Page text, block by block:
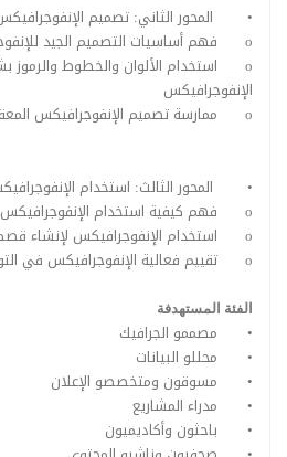
•
المحور الثاني: تصميم
o
فهم أساسيات التصميم الجيد
o
استخدام الألوان والخطوط
الإنفوجرافيكس
o
ممارسة تصميم الإنفوجرافيكس
•
المحور الثالث: استخدام
o
فهم كيفية استخدام
o
استخدام الإنفوجرافيكس لإنشاء
o
تقييم فعالية الإنفوجرافيكس في
الفئة المستهدفة
•
مصممو الجرافيك
•
محللو البيانات
•
مسوقون ومتخصصو الإعلان
•
مدراء المشاريع
•
باحثون وأكاديميون